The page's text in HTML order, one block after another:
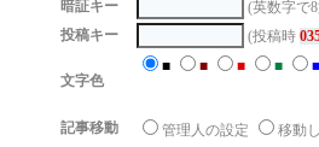
暗証キー
(英数字で
投稿キー
(投稿時
文字色
■ ■ ■ ■ ■
記事移動 管理人の設定 移動